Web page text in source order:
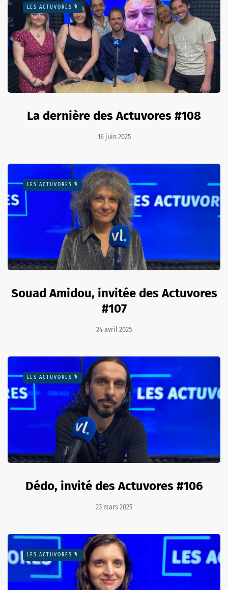
LES ACTUVORES 🎙
La dernière des Actuvores #108
16 juin 2025
LES ACTUVORES 🎙
Souad Amidou, invitée des Actuvores
#107
24 avril 2025
LES ACTUVORES 🎙
Dédo, invité des Actuvores #106
23 mars 2025
LES ACTUVORES 🎙